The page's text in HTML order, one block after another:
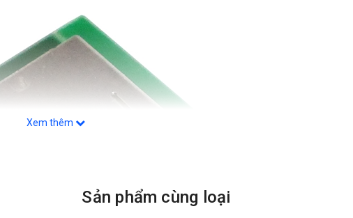
Xem thêm
Sản phẩm cùng loại